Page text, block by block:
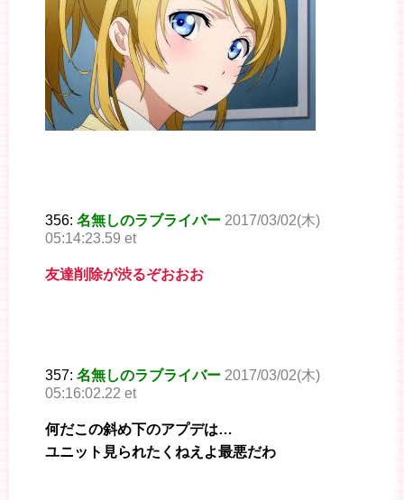
356: 名無しのラブライバー 2017/03/02(木)
05:14:23.59 et
友達削除が渋るぞおおお
357: 名無しのラブライバー 2017/03/02(木)
05:16:02.22 et
何だこの斜め下のアプデは…
ユニット見られたくねえよ最悪だわ